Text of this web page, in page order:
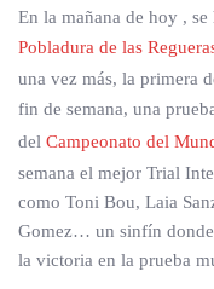
En la mañana de hoy ,
Pobladura de las
una vez más, la primera
fin de semana, una
del Campeonato del
semana el mejor Trial
como Toni Bou, Laia
Gomez… un sinfín donde
la victoria en la prueba